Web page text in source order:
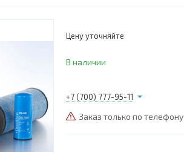
Цену уточняйте
В наличии
+7 (700) 777-95-11
Заказ только по телефону